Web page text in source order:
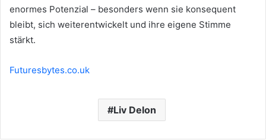
enormes Potenzial – besonders wenn sie konsequent
bleibt, sich weiterentwickelt und ihre eigene Stimme
stärkt.
Futuresbytes.co.uk
Liv Delon